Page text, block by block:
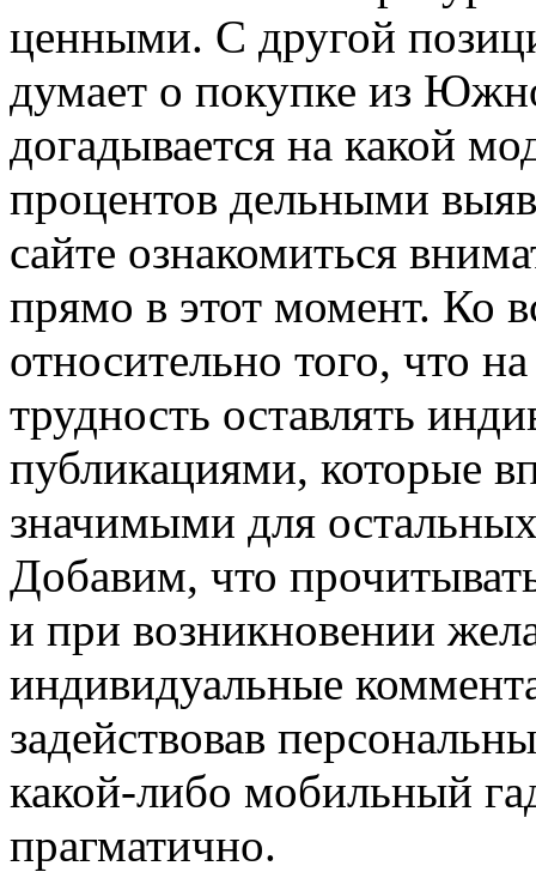
ценными. С другой
думает о покупке из
догадывается на какой
процентов дельными
сайте ознакомиться
прямо в этот момент. Ко
относительно того, что
трудность оставлять
публикациями, которые
значимыми для
Добавим, что
и при возникновении
индивидуальные
задействовав
какой-либо мобильный
прагматично.